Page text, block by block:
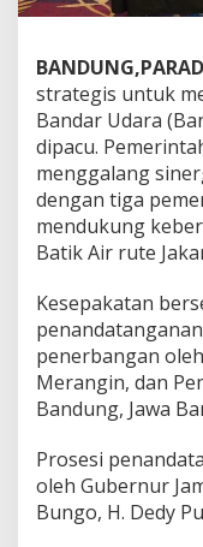
r
i
strategis untuk
Bandar Udara
dipacu.
menggalang
dengan tiga
mendukung
Batik Air rute
​Kesepakatan
penerbangan
Merangin, dan
Bandung, Jawa
Prosesi
oleh Gubernur
Bungo, H. Dedy